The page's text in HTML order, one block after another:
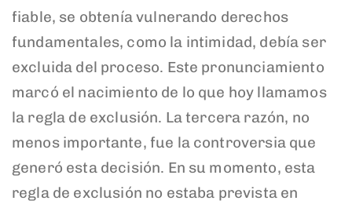
fiable, se obtenía vulnerando derechos
fundamentales, como la intimidad, debía ser
excluida del proceso. Este pronunciamiento
marcó el nacimiento de lo que hoy llamamos
la regla de exclusión. La tercera razón, no
menos importante, fue la controversia que
generó esta decisión. En su momento, esta
regla de exclusión no estaba prevista en